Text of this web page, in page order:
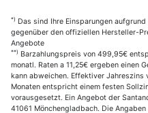
*) Das sind Ihre Einsparungen
gegenüber den offiziellen Hersteller-
Angebote
**) Barzahlungspreis von 499,95€
monatl. Raten a 11,25€ ergeben einen
kann abweichen. Effektiver Jahreszins
Monaten entspricht einem festen
vorausgesetzt. Ein Angebot der
41061 Mönchengladbach. Die